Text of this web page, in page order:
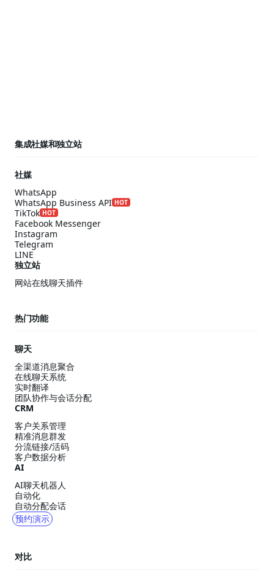
集成社媒和独立站
社媒
WhatsApp
WhatsApp Business API HOT
TikTok HOT
Facebook Messenger
Instagram
Telegram
LINE
独立站
网站在线聊天插件
热门功能
聊天
全渠道消息聚合
在线聊天系统
实时翻译
团队协作与会话分配
CRM
客户关系管理
精准消息群发
分流链接/活码
客户数据分析
AI
AI聊天机器人
自动化
自动分配会话
预约演示
对比